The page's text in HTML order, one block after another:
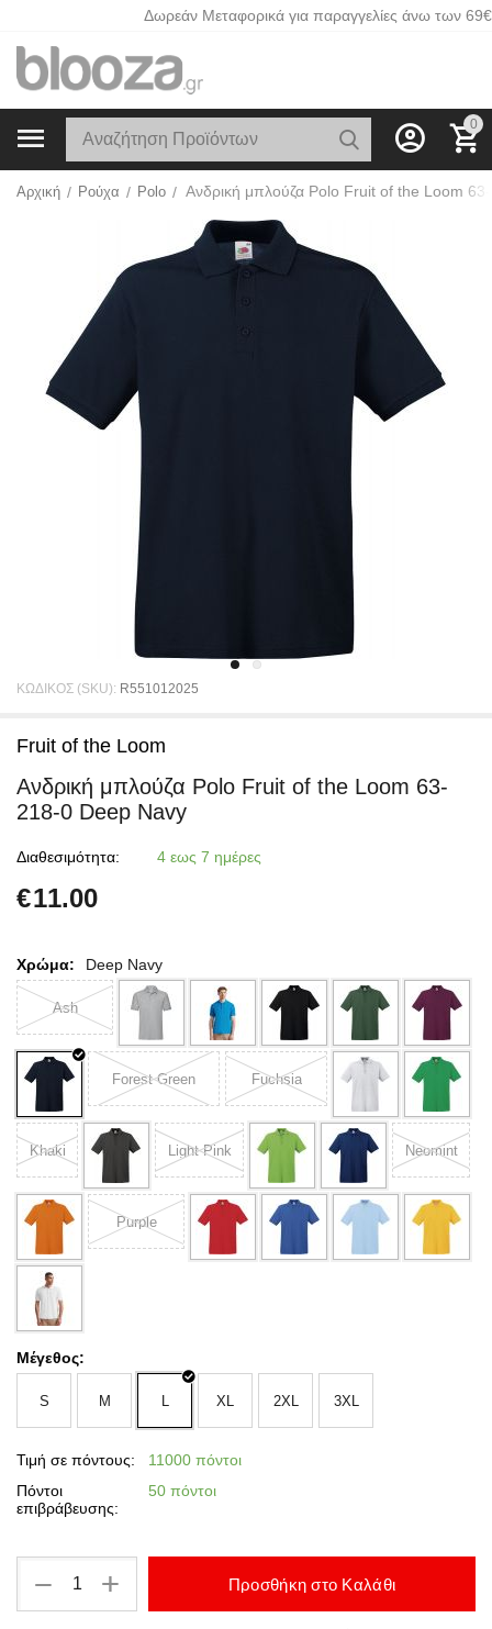
Δωρεάν Μεταφορικά για παραγγελίες άνω των 69€
0
Αρχική / Ρούχα / Polo /
ΚΩΔΙΚΟΣ (SKU): R551012025
Fruit of the Loom
Ανδρική μπλούζα Polo Fruit of the Loom 63-
218-0 Deep Navy
Διαθεσιμότητα: 4 εως 7 ημέρες
€11.00
Χρώμα: Deep Navy
Ash
Forest Green Fuchsia
Khaki Light Pink Neomint
Purple
Μέγεθος:
S M L XL 2XL 3XL
Τιμή σε πόντους:
11000 πόντοι
Πόντοι
επιβράβευσης:
50 πόντοι
+
− Προσθήκη στο Καλάθι